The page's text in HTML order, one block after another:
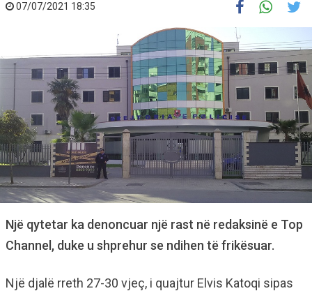
07/07/2021 18:35
Një qytetar ka denoncuar një rast në redaksinë e Top
Channel, duke u shprehur se ndihen të frikësuar.
Një djalë rreth 27-30 vjeç, i quajtur Elvis Katoqi sipas